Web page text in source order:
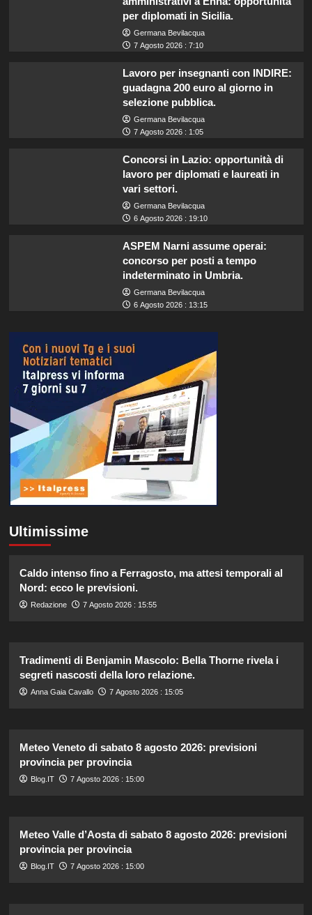
per diplomati in Sicilia.
Germana Bevilacqua
7 Agosto 2026 : 7:10
Lavoro per insegnanti con INDIRE:
guadagna 200 euro al giorno in
selezione pubblica.
Germana Bevilacqua
7 Agosto 2026 : 1:05
Concorsi in Lazio: opportunità di
lavoro per diplomati e laureati in
vari settori.
Germana Bevilacqua
6 Agosto 2026 : 19:10
ASPEM Narni assume operai:
concorso per posti a tempo
indeterminato in Umbria.
Germana Bevilacqua
6 Agosto 2026 : 13:15
Ultimissime
Caldo intenso fino a Ferragosto, ma attesi temporali al
Nord: ecco le previsioni.
Redazione 7 Agosto 2026 : 15:55
Tradimenti di Benjamin Mascolo: Bella Thorne rivela i
segreti nascosti della loro relazione.
Anna Gaia Cavallo 7 Agosto 2026 : 15:05
Meteo Veneto di sabato 8 agosto 2026: previsioni
provincia per provincia
Blog.IT 7 Agosto 2026 : 15:00
Meteo Valle d’Aosta di sabato 8 agosto 2026: previsioni
provincia per provincia
Blog.IT 7 Agosto 2026 : 15:00